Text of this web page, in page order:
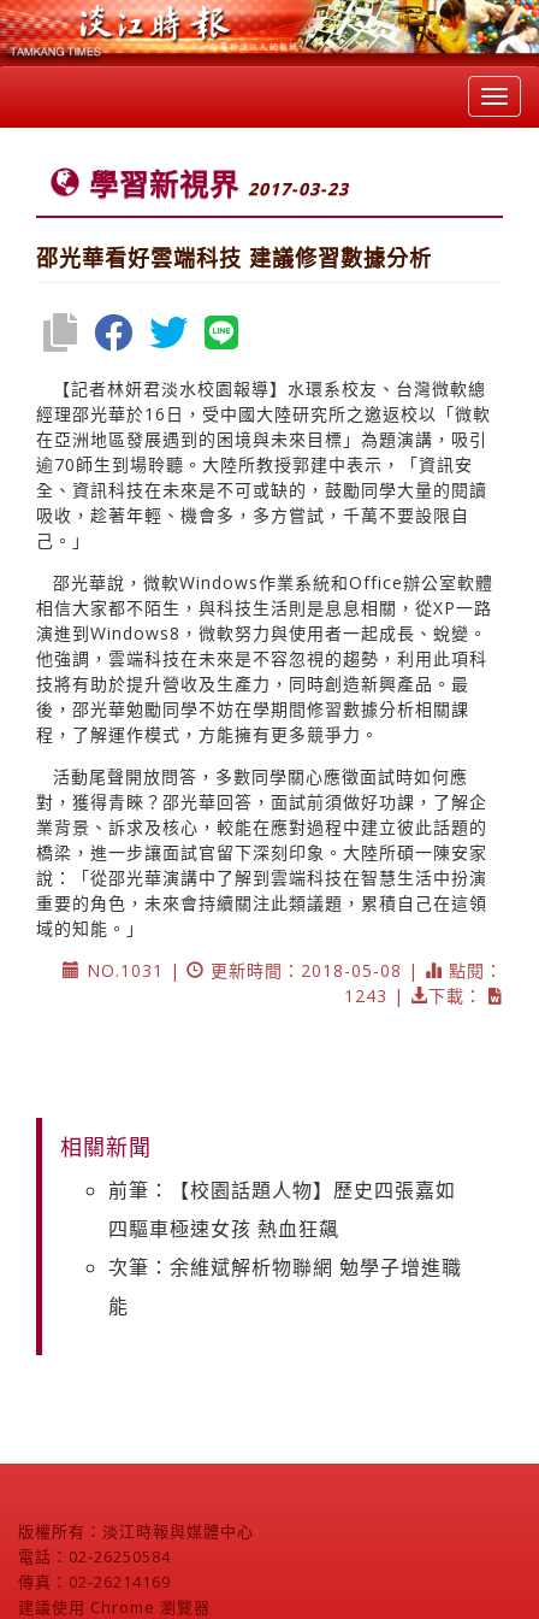
學習新視界 2017-03-23
邵光華看好雲端科技 建議修習數據分析
【記者林妍君淡水校園報導】水環系校友、台灣微軟總
經理邵光華於16日，受中國大陸研究所之邀返校以「微軟
在亞洲地區發展遇到的困境與未來目標」為題演講，吸引
逾70師生到場聆聽。大陸所教授郭建中表示，「資訊安
全、資訊科技在未來是不可或缺的，鼓勵同學大量的閱讀
吸收，趁著年輕、機會多，多方嘗試，千萬不要設限自
己。」
邵光華說，微軟Windows作業系統和Office辦公室軟體
相信大家都不陌生，與科技生活則是息息相關，從XP一路
演進到Windows8，微軟努力與使用者一起成長、蛻變。
他強調，雲端科技在未來是不容忽視的趨勢，利用此項科
技將有助於提升營收及生產力，同時創造新興產品。最
後，邵光華勉勵同學不妨在學期間修習數據分析相關課
程，了解運作模式，方能擁有更多競爭力。
活動尾聲開放問答，多數同學關心應徵面試時如何應
對，獲得青睞？邵光華回答，面試前須做好功課，了解企
業背景、訴求及核心，較能在應對過程中建立彼此話題的
橋梁，進一步讓面試官留下深刻印象。大陸所碩一陳安家
說：「從邵光華演講中了解到雲端科技在智慧生活中扮演
重要的角色，未來會持續關注此類議題，累積自己在這領
域的知能。」
NO.1031 |
更新時間：2018-05-08 |
點閱：
1243 |
下載：
相關新聞
前筆：【校園話題人物】歷史四張嘉如
四驅車極速女孩 熱血狂飆
次筆：余維斌解析物聯網 勉學子增進職
能
版權所有：淡江時報與媒體中心
電話：02-26250584
傳真：02-26214169
建議使用 Chrome 瀏覽器